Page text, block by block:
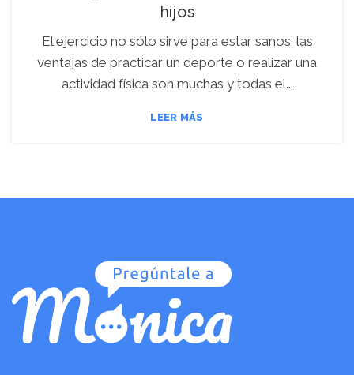
hijos
El ejercicio no sólo sirve para estar sanos; las
ventajas de practicar un deporte o realizar una
actividad física son muchas y todas el...
LEER MÁS